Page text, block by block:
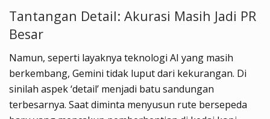
Tantangan Detail: Akurasi Masih Jadi PR
Besar
Namun, seperti layaknya teknologi AI yang masih
berkembang, Gemini tidak luput dari kekurangan. Di
sinilah aspek ‘detail’ menjadi batu sandungan
terbesarnya. Saat diminta menyusun rute bersepeda